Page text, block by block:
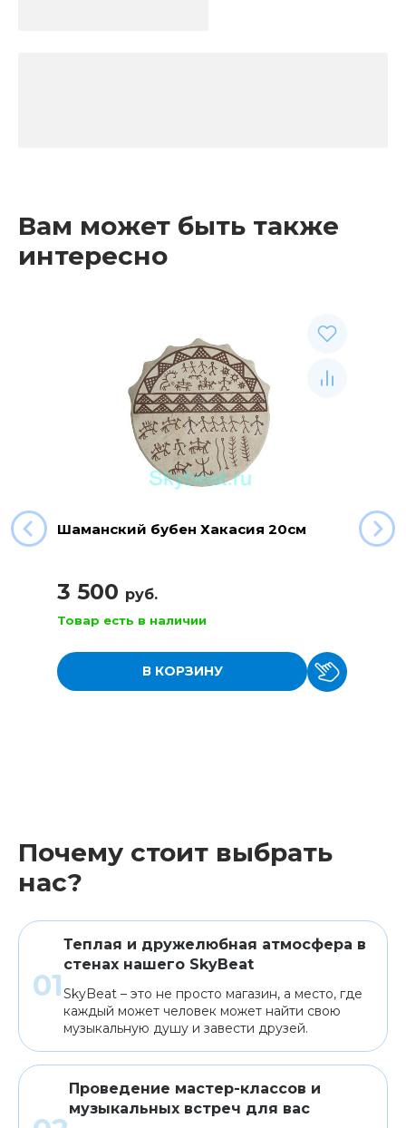
Вам может быть также
интересно
Шаманский бубен Хакасия 20см
3 500 руб.
Товар есть в наличии
В КОРЗИНУ
Почему стоит выбрать
нас?
Теплая и дружелюбная атмосфера в
стенах нашего SkyBeat
SkyBeat – это не просто магазин, а место, где
каждый может человек может найти свою
музыкальную душу и завести друзей.
Проведение мастер-классов и
музыкальных встреч для вас